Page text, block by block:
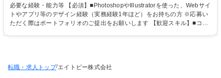
【採用背景】優秀なデザイナーの強化を目的とした増員です ≪具体的には
≫■アートディレクション■デザイン制作■コーディング（基本的には分業
制。スキルに応じて）■既存サイトの運用更新 ≪案件例≫■コーポレート
必要な経験・能力等 【必須】■PhotoshopやIllustratorを使った、Webサイ
トやアプリ等のデザイン経験（実務経験1年ほど）をお持ちの方 ※応募い
ただく際はポートフォリオのご提出をお願いします 【歓迎スキル】■コン
募をお待ちしております。 学歴・資格 学歴：大学院 大学 高専 短大 専修
転職・求人トップ/エイトビー株式会社